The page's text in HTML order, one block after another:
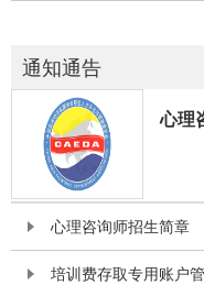
通知通告
心理
心理咨询师招生简章
培训费存取专用账户